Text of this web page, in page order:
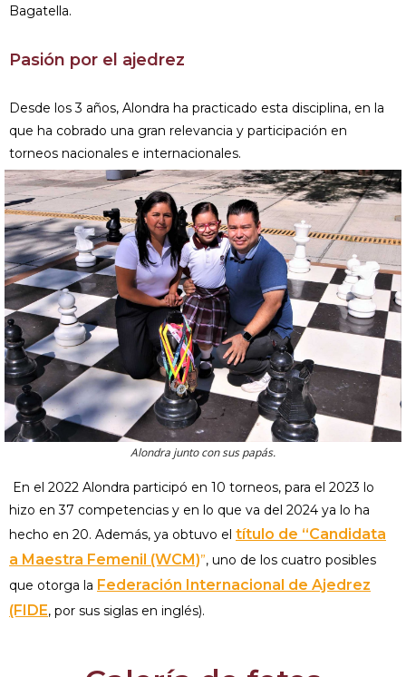
Bagatella.
Pasión por el ajedrez
Desde los 3 años, Alondra ha practicado esta disciplina, en la
que ha cobrado una gran relevancia y participación en
torneos nacionales e internacionales.
Alondra junto con sus papás.
En el 2022 Alondra participó en 10 torneos, para el 2023 lo
hizo en 37 competencias y en lo que va del 2024 ya lo ha
hecho en 20. Además, ya obtuvo el título de “Candidata
a Maestra Femenil (WCM)”, uno de los cuatro posibles
que otorga la Federación Internacional de Ajedrez
(FIDE, por sus siglas en inglés).